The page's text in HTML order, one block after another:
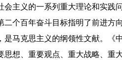
义的一系列重大理论和实践
个百年奋斗目标指明了前进
马克思主义的纲领性文献。
想、重要观点、重大战略、